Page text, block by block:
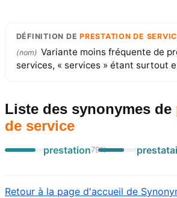
DÉFINITION DEPRESTATION DE
(nom) Variante moins fréquente de
services, « services » étant surtout
Liste des synonymes de
de service
prestation79%
Retour à la page d'accueil de